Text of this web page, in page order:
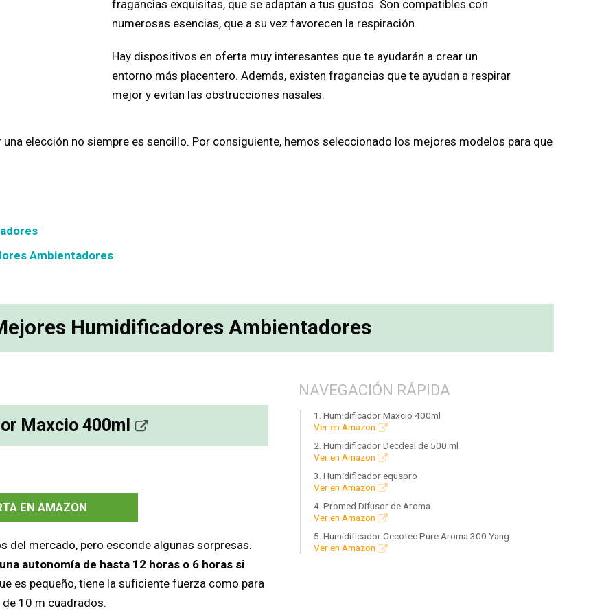
fragancias exquisitas, que se adaptan a tus gustos. Son compatibles con
numerosas esencias, que a su vez favorecen la respiración.
Hay dispositivos en oferta muy interesantes que te ayudarán a crear un
entorno más placentero. Además, existen fragancias que te ayudan a respirar
mejor y evitan las obstrucciones nasales.
elección no siempre es sencillo. Por consiguiente, hemos seleccionado los mejores modelos para que
Ambientadores
Humidificadores Ambientadores
NAVEGACIÓN RÁPIDA
1. Humidificador Maxcio 400ml
Ver en Amazon
2. Humidificador Decdeal de 500 ml
Ver en Amazon
3. Humidificador equspro
Ver en Amazon
4. Promed Difusor de Aroma
Ver en Amazon
5. Humidificador Cecotec Pure Aroma 300 Yang
Ver en Amazon
Maxcio 400ml
EN AMAZON
mercado, pero esconde algunas sorpresas.
autonomía de hasta 12 horas o 6 horas si
es pequeño, tiene la suficiente fuerza como para
10 m cuadrados.